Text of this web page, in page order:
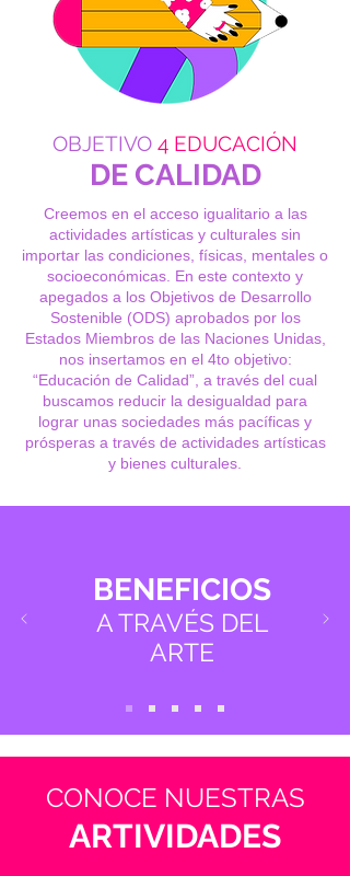
OBJETIVO 4 EDUCACIÓN
DE CALIDAD
Creemos en el acceso igualitario a las
actividades artísticas y culturales sin
importar las condiciones, físicas, mentales o
socioeconómicas. En este contexto y
apegados a los Objetivos de Desarrollo
Sostenible (ODS) aprobados por los
Estados Miembros de las Naciones Unidas,
nos insertamos en el 4to objetivo:
“Educación de Calidad”, a través del cual
buscamos reducir la desigualdad para
lograr unas sociedades más pacíficas y
prósperas a través de actividades artísticas
y bienes culturales.
BENEFICIOS
A TRAVÉS DEL
ARTE
CONOCE NUESTRAS
ARTIVIDADES